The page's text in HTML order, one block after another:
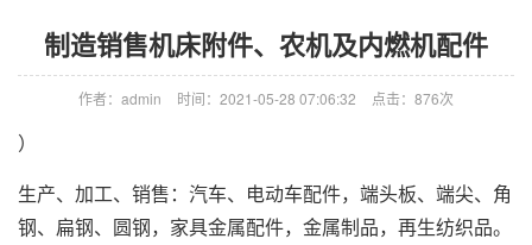
制造销售机床附件、农机及内燃机配件
作者：admin 时间：2021-05-28 07:06:32 点击： 876次
）
生产、加工、销售：汽车、电动车配件，端头板、端尖、角
钢、扁钢、圆钢，家具金属配件，金属制品，再生纺织品。